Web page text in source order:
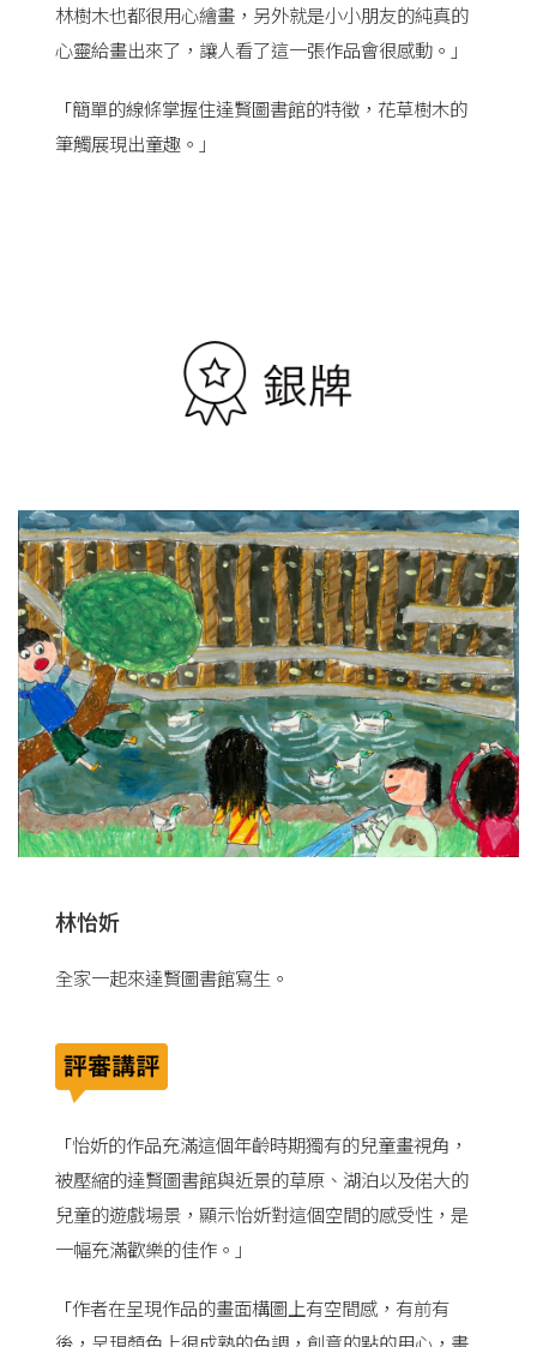
林樹木也都很用心繪畫，另外就是小小朋友的純真的
心靈給畫出來了，讓人看了這一張作品會很感動。」
「簡單的線條掌握住達賢圖書館的特徵，花草樹木的
筆觸展現出童趣。」
林怡妡
全家一起來達賢圖書館寫生。
「怡妡的作品充滿這個年齡時期獨有的兒童畫視角，
被壓縮的達賢圖書館與近景的草原、湖泊以及偌大的
兒童的遊戲場景，顯示怡妡對這個空間的感受性，是
一幅充滿歡樂的佳作。」
「作者在呈現作品的畫面構圖上有空間感，有前有
後，呈現顏色上很成熟的色調，創意的點的用心，畫